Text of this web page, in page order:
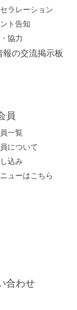
ラレーション
ト告知
協力
報の交流掲示板
員
一覧
について
込み
ューはこちら
合わせ